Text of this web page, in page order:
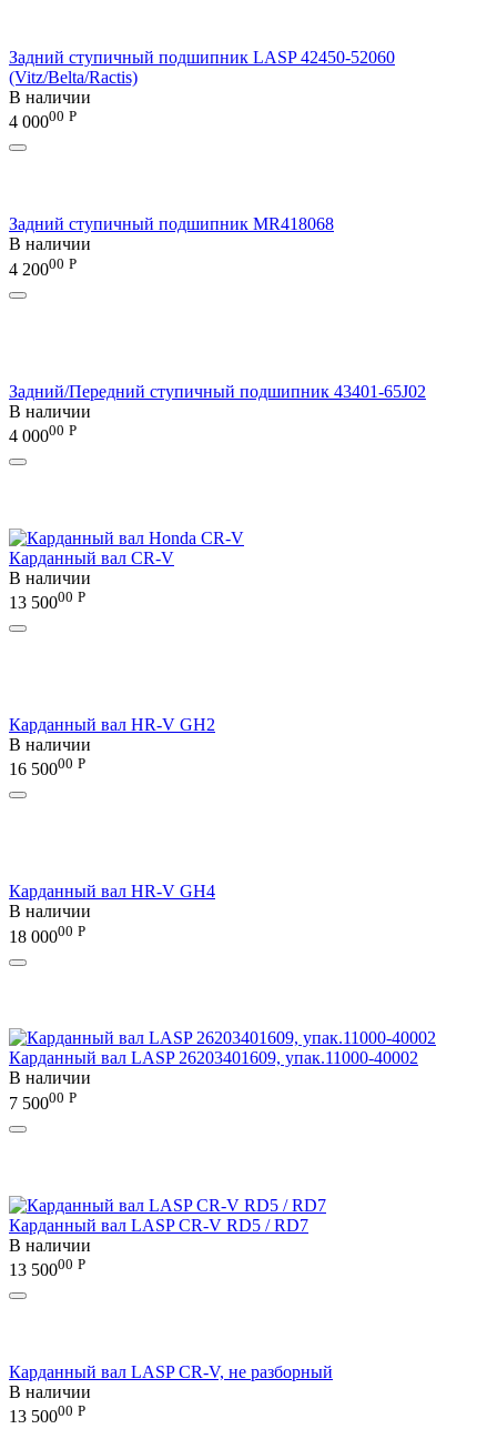
Задний ступичный подшипник LASP 42450-52060
(Vitz/Belta/Ractis)
В наличии
4 00000 Р
Задний ступичный подшипник MR418068
В наличии
4 20000 Р
Задний/Передний ступичный подшипник 43401-65J02
В наличии
4 00000 Р
Карданный вал CR-V
В наличии
13 50000 Р
Карданный вал HR-V GH2
В наличии
16 50000 Р
Карданный вал HR-V GH4
В наличии
18 00000 Р
Карданный вал LASP 26203401609, упак.11000-40002
В наличии
7 50000 Р
Карданный вал LASP CR-V RD5 / RD7
В наличии
13 50000 Р
Карданный вал LASP CR-V, не разборный
В наличии
13 50000 Р